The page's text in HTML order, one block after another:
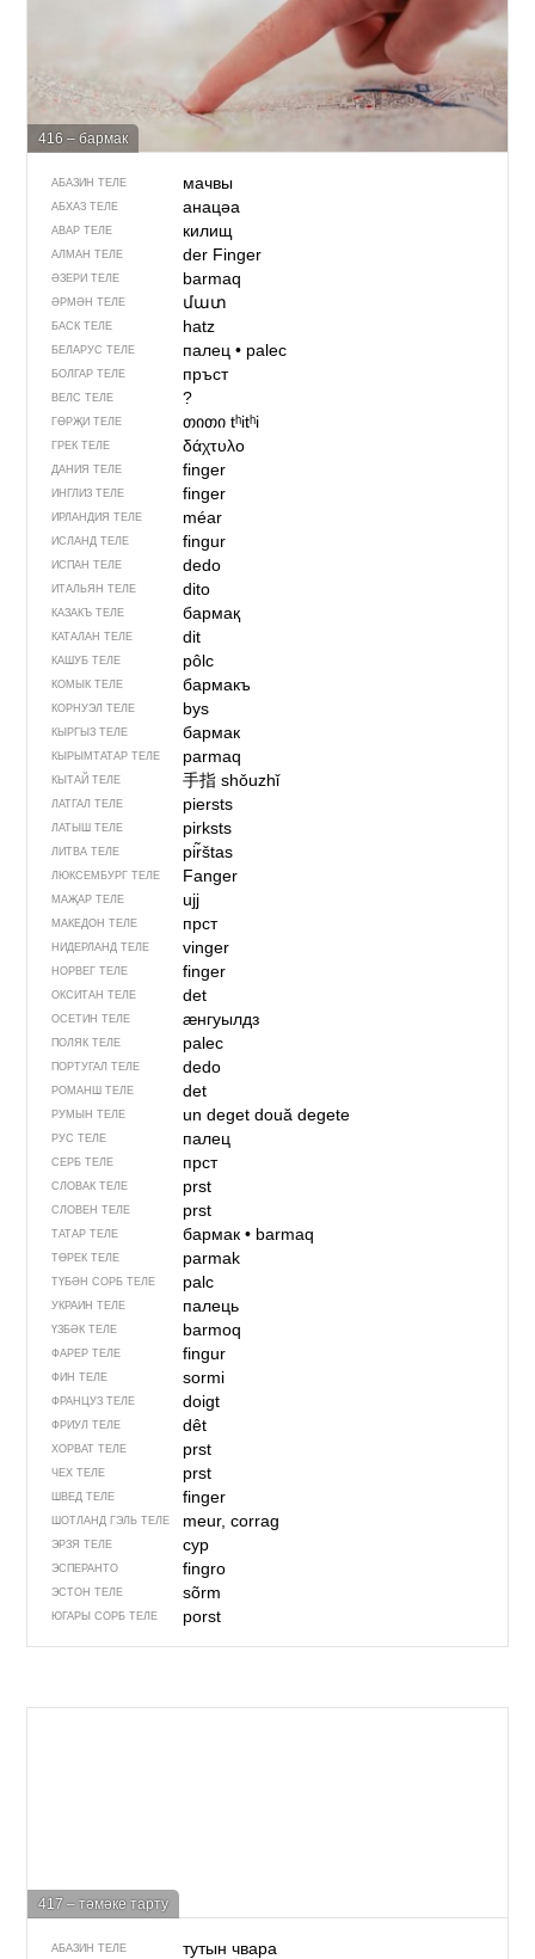
416 – бармак
АБАЗИН ТЕЛЕ мачвы
АБХАЗ ТЕЛЕ анацәа
АВАР ТЕЛЕ килищ
АЛМАН ТЕЛЕ der Finger
ӘЗЕРИ ТЕЛЕ barmaq
ӘРМӘН ТЕЛЕ մատ
БАСК ТЕЛЕ hatz
БЕЛАРУС ТЕЛЕ палец• palec
БОЛГАР ТЕЛЕ пръст
ВЕЛС ТЕЛЕ ?
ГӨРҖИ ТЕЛЕ თითიtʰitʰi
ГРЕК ТЕЛЕ δάχτυλο
ДАНИЯ ТЕЛЕ finger
ИНГЛИЗ ТЕЛЕ finger
ИРЛАНДИЯ ТЕЛЕ méar
ИСЛАНД ТЕЛЕ fingur
ИСПАН ТЕЛЕ dedo
ИТАЛЬЯН ТЕЛЕ dito
КАЗАКЪ ТЕЛЕ бармақ
КАТАЛАН ТЕЛЕ dit
КАШУБ ТЕЛЕ pôlc
КОМЫК ТЕЛЕ бармакъ
КОРНУЭЛ ТЕЛЕ bys
КЫРГЫЗ ТЕЛЕ бармак
КЫРЫМТАТАР ТЕЛЕ parmaq
КЫТАЙ ТЕЛЕ 手指shǒuzhǐ
ЛАТГАЛ ТЕЛЕ piersts
ЛАТЫШ ТЕЛЕ pirksts
ЛИТВА ТЕЛЕ pir̃štas
ЛЮКСЕМБУРГ ТЕЛЕ Fanger
МАҖАР ТЕЛЕ ujj
МАКЕДОН ТЕЛЕ прст
НИДЕРЛАНД ТЕЛЕ vinger
НОРВЕГ ТЕЛЕ finger
ОКСИТАН ТЕЛЕ det
ОСЕТИН ТЕЛЕ ӕнгуылдз
ПОЛЯК ТЕЛЕ palec
ПОРТУГАЛ ТЕЛЕ dedo
РОМАНШ ТЕЛЕ det
РУМЫН ТЕЛЕ un degetdouă degete
РУС ТЕЛЕ палец
СЕРБ ТЕЛЕ прст
СЛОВАК ТЕЛЕ prst
СЛОВЕН ТЕЛЕ prst
ТАТАР ТЕЛЕ бармак• barmaq
ТӨРЕК ТЕЛЕ parmak
ТҮБӘН СОРБ ТЕЛЕ palc
УКРАИН ТЕЛЕ палець
ҮЗБӘК ТЕЛЕ barmoq
ФАРЕР ТЕЛЕ fingur
ФИН ТЕЛЕ sormi
ФРАНЦУЗ ТЕЛЕ doigt
ФРИУЛ ТЕЛЕ dêt
ХОРВАТ ТЕЛЕ prst
ЧЕХ ТЕЛЕ prst
ШВЕД ТЕЛЕ finger
ШОТЛАНД ГЭЛЬ ТЕЛЕ meur, corrag
ЭРЗЯ ТЕЛЕ сур
ЭСПЕРАНТО fingro
ЭСТОН ТЕЛЕ sõrm
ЮГАРЫ СОРБ ТЕЛЕ porst
417 – тәмәке тарту
АБАЗИН ТЕЛЕ тутын чвара